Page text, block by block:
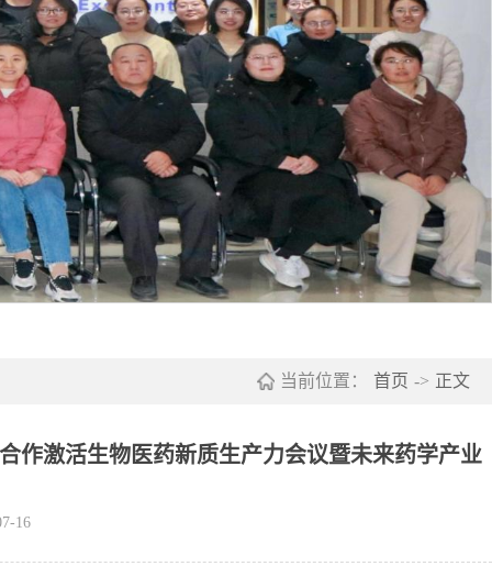
当前位置： 首页 -> 正文
激活生物医药新质生产力会议暨未来药学产业
16